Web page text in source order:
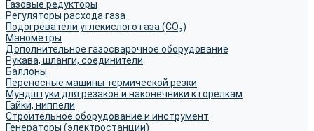
Газовые редукторы
Регуляторы расхода газа
Подогреватели углекислого газа (CO₂)
Манометры
Дополнительное газосварочное оборудование
Рукава, шланги, соединители
Баллоны
Переносные машины термической резки
Мундштуки для резаков и наконечники к горелкам
Гайки, ниппели
Строительное оборудование и инструмент
Генераторы (электростанции)